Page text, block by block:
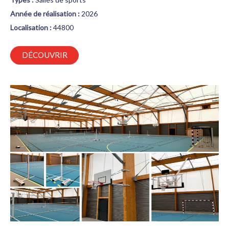
Année de réalisation :2026
Localisation :44800
DÉCOUVRIR